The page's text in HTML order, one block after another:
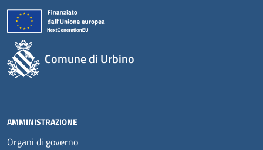
Comune di Urbino
AMMINISTRAZIONE
Organi di governo